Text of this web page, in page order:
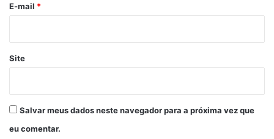
*
E-mail *
Site
Salvar meus dados neste navegador para a próxima vez que
eu comentar.